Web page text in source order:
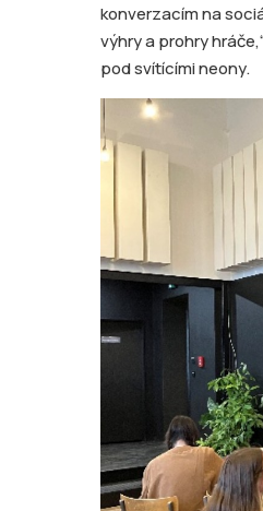
konverzacím na
výhry a prohry
pod svítícími neony.